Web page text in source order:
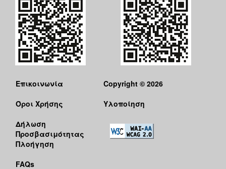
Επικοινωνία
Όροι Χρήσης
Δήλωση
Προσβασιμότητας
Πλοήγηση
FAQs
Copyright © 2026
Υλοποίηση